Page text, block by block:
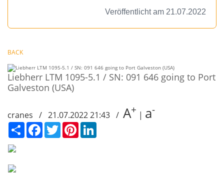
Veröffentlicht am 21.07.2022
BACK
Liebherr LTM 1095-5.1 / SN: 091 646 going to Port
Galveston (USA)
cranes / 21.07.2022 21:43 / A+ | a-
СподелиFacebookTwitter Pinterest